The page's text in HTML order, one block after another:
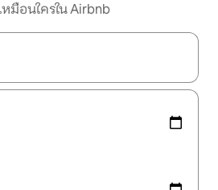
มือนใครใน Airbnb
สัมผัสหรือปัด เพื่อสำรวจผลการค้นหา